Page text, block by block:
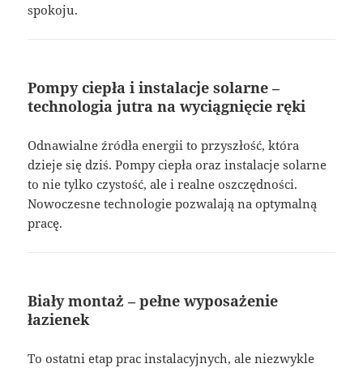
spokoju.
Pompy ciepła i instalacje solarne –
technologia jutra na wyciągnięcie ręki
Odnawialne źródła energii to przyszłość, która
dzieje się dziś. Pompy ciepła oraz instalacje solarne
to nie tylko czystość, ale i realne oszczędności.
Nowoczesne technologie pozwalają na optymalną
pracę.
Biały montaż – pełne wyposażenie
łazienek
To ostatni etap prac instalacyjnych, ale niezwykle